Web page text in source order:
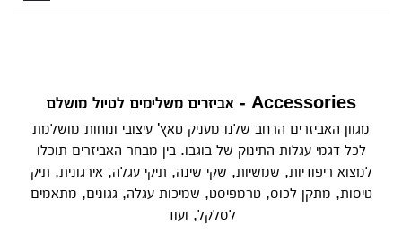
Accessories - אביזרים משלימים לטיול מושלם
מגוון האביזרים הרחב שלנו מעניק טאץ' עיצובי ונוחות מושלמת
לכל דגמי עגלות התינוק של בוגבו. בין מבחר האביזרים תוכלו
למצוא ריפודיות, שמשיות, שקי שינה, תיקי עגלה, אירגונית, תיק
טיסות, מתקן לכוס, טרמפיסט, שמיכות עגלה, גגונים, מתאמים
לסלקל, ועוד